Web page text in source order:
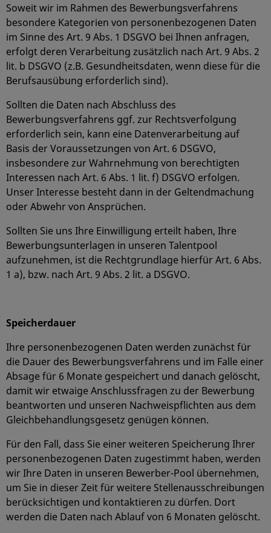
Soweit wir im Rahmen des Bewerbungsverfahrens
besondere Kategorien von personenbezogenen Daten
im Sinne des Art. 9 Abs. 1 DSGVO bei Ihnen anfragen,
erfolgt deren Verarbeitung zusätzlich nach Art. 9 Abs. 2
lit. b DSGVO (z.B. Gesundheitsdaten, wenn diese für die
Berufsausübung erforderlich sind).
Sollten die Daten nach Abschluss des
Bewerbungsverfahrens ggf. zur Rechtsverfolgung
erforderlich sein, kann eine Datenverarbeitung auf
Basis der Voraussetzungen von Art. 6 DSGVO,
insbesondere zur Wahrnehmung von berechtigten
Interessen nach Art. 6 Abs. 1 lit. f) DSGVO erfolgen.
Unser Interesse besteht dann in der Geltendmachung
oder Abwehr von Ansprüchen.
Sollten Sie uns Ihre Einwilligung erteilt haben, Ihre
Bewerbungsunterlagen in unseren Talentpool
aufzunehmen, ist die Rechtgrundlage hierfür Art. 6 Abs.
1 a), bzw. nach Art. 9 Abs. 2 lit. a DSGVO.
Speicherdauer
Ihre personenbezogenen Daten werden zunächst für
die Dauer des Bewerbungsverfahrens und im Falle einer
Absage für 6 Monate gespeichert und danach gelöscht,
damit wir etwaige Anschlussfragen zu der Bewerbung
beantworten und unseren Nachweispflichten aus dem
Gleichbehandlungsgesetz genügen können.
Für den Fall, dass Sie einer weiteren Speicherung Ihrer
personenbezogenen Daten zugestimmt haben, werden
wir Ihre Daten in unseren Bewerber-Pool übernehmen,
um Sie in dieser Zeit für weitere Stellenausschreibungen
berücksichtigen und kontaktieren zu dürfen. Dort
werden die Daten nach Ablauf von 6 Monaten gelöscht.